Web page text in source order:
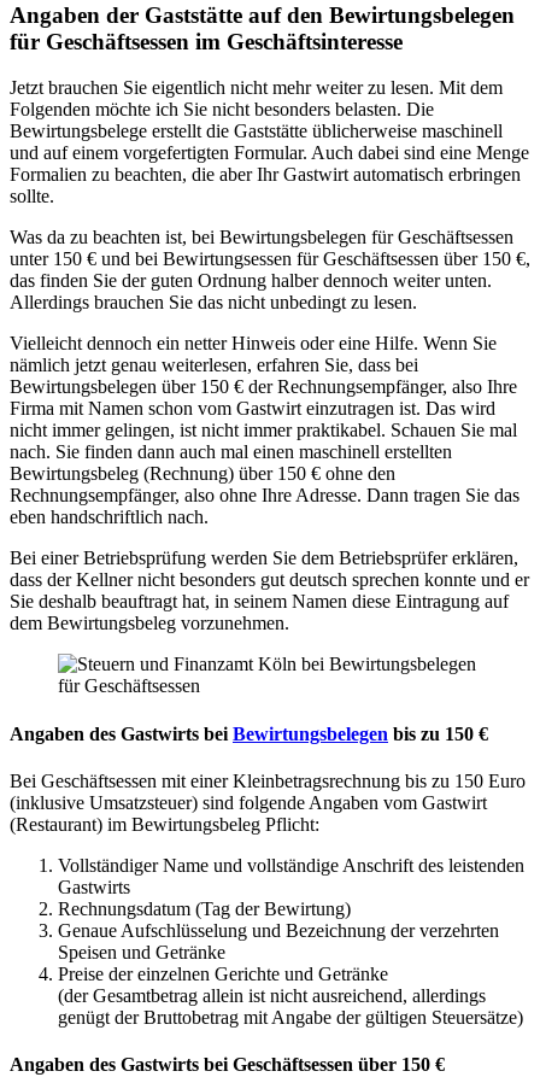
Angaben der Gaststätte auf den Bewirtungsbelegen
für Geschäftsessen im Geschäftsinteresse
Jetzt brauchen Sie eigentlich nicht mehr weiter zu lesen. Mit dem
Folgenden möchte ich Sie nicht besonders belasten. Die
Bewirtungsbelege erstellt die Gaststätte üblicherweise maschinell
und auf einem vorgefertigten Formular. Auch dabei sind eine Menge
Formalien zu beachten, die aber Ihr Gastwirt automatisch erbringen
sollte.
Was da zu beachten ist, bei Bewirtungsbelegen für Geschäftsessen
unter 150 € und bei Bewirtungsessen für Geschäftsessen über 150 €,
das finden Sie der guten Ordnung halber dennoch weiter unten.
Allerdings brauchen Sie das nicht unbedingt zu lesen.
Vielleicht dennoch ein netter Hinweis oder eine Hilfe. Wenn Sie
nämlich jetzt genau weiterlesen, erfahren Sie, dass bei
Bewirtungsbelegen über 150 € der Rechnungsempfänger, also Ihre
Firma mit Namen schon vom Gastwirt einzutragen ist. Das wird
nicht immer gelingen, ist nicht immer praktikabel. Schauen Sie mal
nach. Sie finden dann auch mal einen maschinell erstellten
Bewirtungsbeleg (Rechnung) über 150 € ohne den
Rechnungsempfänger, also ohne Ihre Adresse. Dann tragen Sie das
eben handschriftlich nach.
Bei einer Betriebsprüfung werden Sie dem Betriebsprüfer erklären,
dass der Kellner nicht besonders gut deutsch sprechen konnte und er
Sie deshalb beauftragt hat, in seinem Namen diese Eintragung auf
dem Bewirtungsbeleg vorzunehmen.
Angaben des Gastwirts bei Bewirtungsbelegen bis zu 150 €
Bei Geschäftsessen mit einer Kleinbetragsrechnung bis zu 150 Euro
(inklusive Umsatzsteuer) sind folgende Angaben vom Gastwirt
(Restaurant) im Bewirtungsbeleg Pflicht:
Vollständiger Name und vollständige Anschrift des leistenden
Gastwirts
Rechnungsdatum (Tag der Bewirtung)
Genaue Aufschlüsselung und Bezeichnung der verzehrten
Speisen und Getränke
Preise der einzelnen Gerichte und Getränke
(der Gesamtbetrag allein ist nicht ausreichend, allerdings
genügt der Bruttobetrag mit Angabe der gültigen Steuersätze)
Angaben des Gastwirts bei Geschäftsessen über 150 €